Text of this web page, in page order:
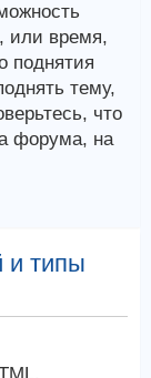
или время,
поднятия
тему,
что
форума, на
и типы